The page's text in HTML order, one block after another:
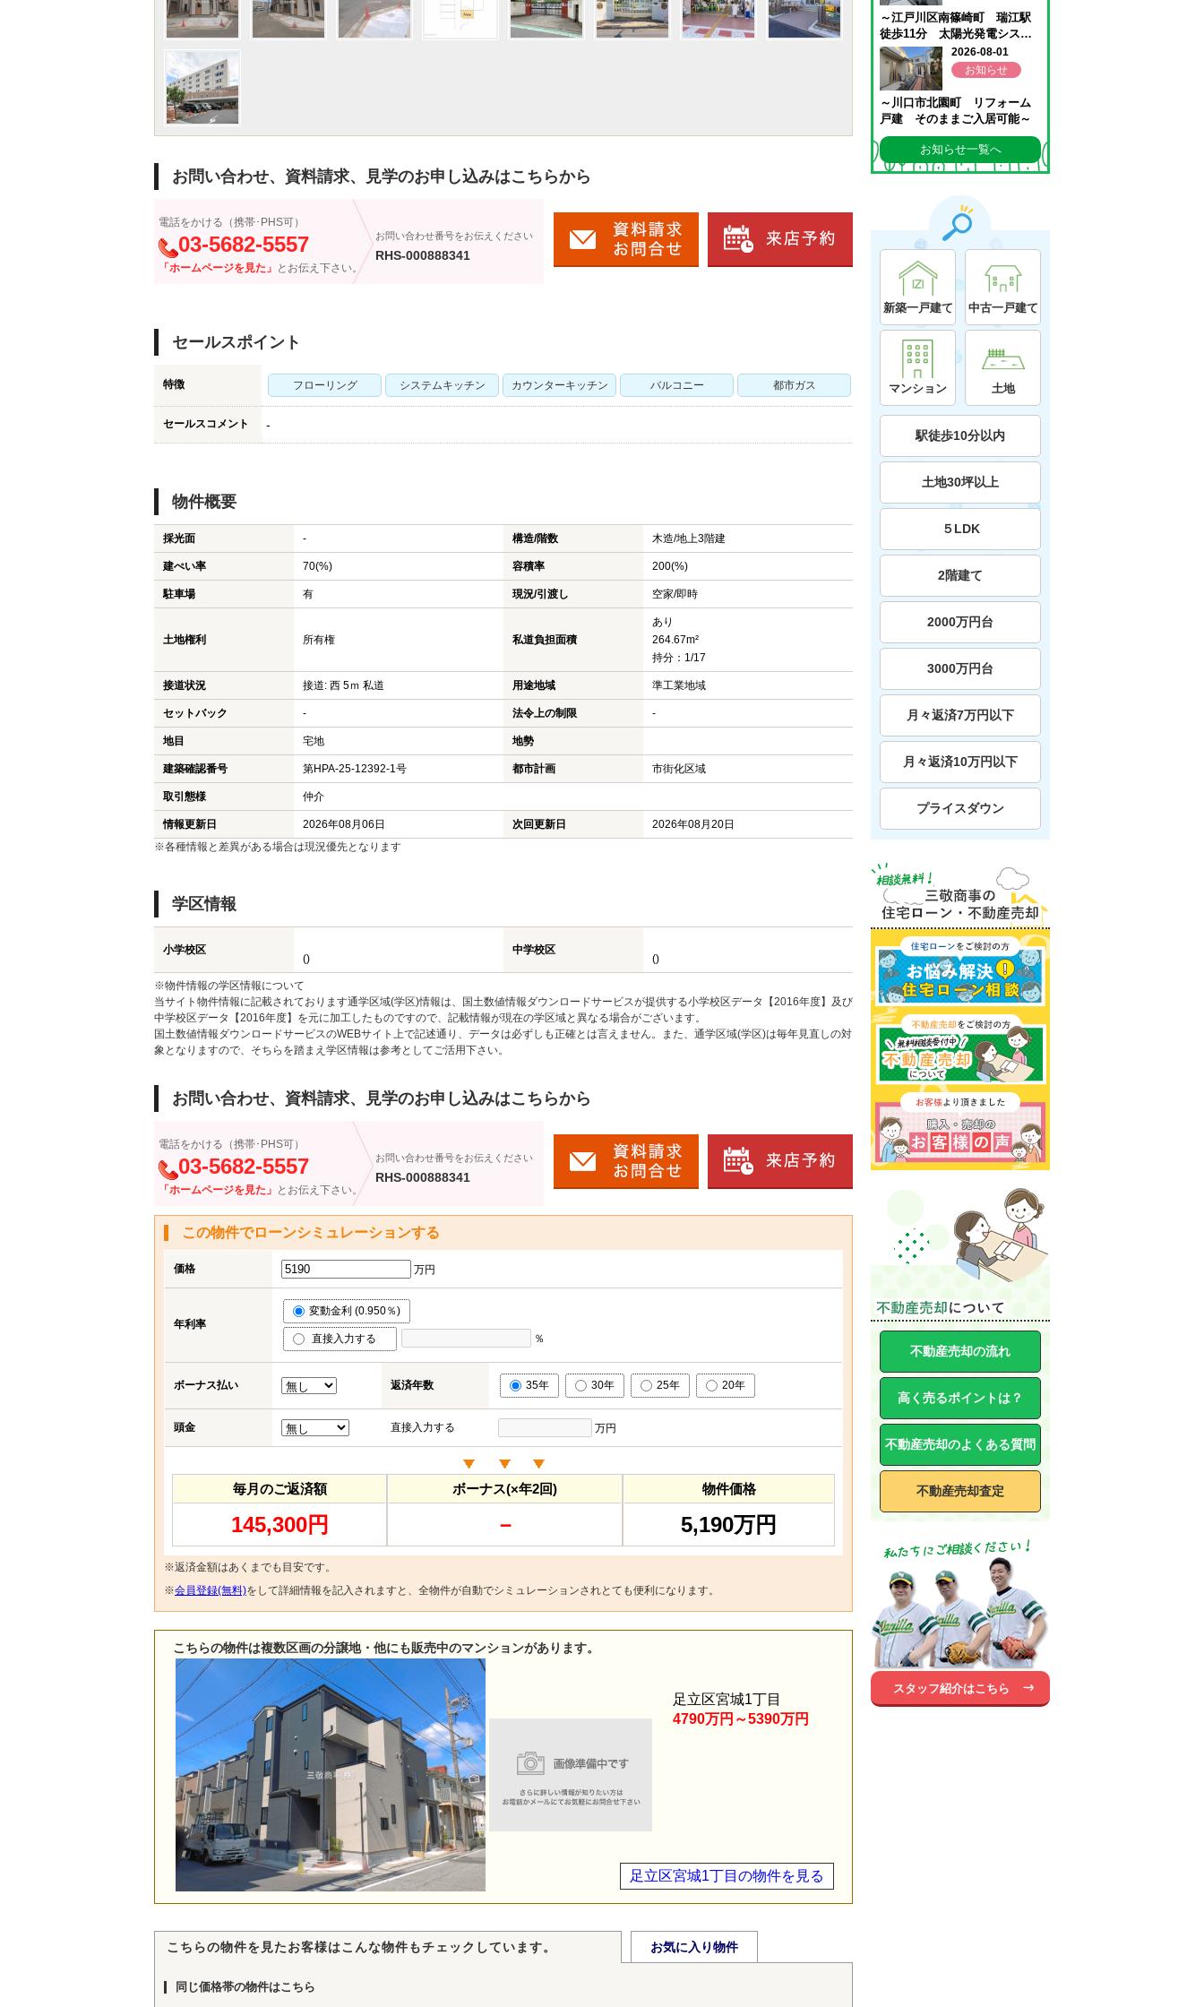
お問い合わせ、資料請求、見学のお申し込みはこちらから
電話をかける（携帯･PHS可）
03-5682-5557
「ホームページを見た」 とお伝え下さい。
お問い合わせ番号をお伝えください
RHS-000888341
セールスポイント
特徴 フローリング システムキッチン カウンターキッチン バルコニー 都市ガス
セールスコメント -
物件概要
採光面 - 構造/階数 木造/地上3階建
建ぺい率 70(%) 容積率 200(%)
駐車場 有 現況/引渡し 空家/即時
土地権利 所有権 私道負担面積
あり
264.67m²
持分：1/17
接道状況 接道: 西 5ｍ 私道 用途地域 準工業地域
セットバック - 法令上の制限 -
地目 宅地 地勢
建築確認番号 第HPA-25-12392-1号 都市計画 市街化区域
取引態様 仲介
情報更新日 2026年08月06日 次回更新日
2026年08月20日
※各種情報と差異がある場合は現況優先となります
学区情報
小学校区
()
中学校区
()
※物件情報の学区情報について
当サイト物件情報に記載されております通学区域(学区)情報は、国土数値情報ダウンロードサービスが提供する小学校区データ【2016年度】及び
中学校区データ【2016年度】を元に加工したものですので、記載情報が現在の学区域と異なる場合がございます。
国土数値情報ダウンロードサービスのWEBサイト上で記述通り、データは必ずしも正確とは言えません。また、通学区域(学区)は毎年見直しの対
象となりますので、そちらを踏まえ学区情報は参考としてご活用下さい。
お問い合わせ、資料請求、見学のお申し込みはこちらから
電話をかける（携帯･PHS可）
03-5682-5557
「ホームページを見た」 とお伝え下さい。
お問い合わせ番号をお伝えください
RHS-000888341
この物件でローンシミュレーションする
価格 万円
年利率
変動金利 (0.950％)
直接入力する ％
ボーナス払い 返済年数 35年 30年 25年 20年
頭金 直接入力する 万円
毎月のご返済額
145,300円
ボーナス(×年2回)
－
物件価格
5,190万円
※返済金額はあくまでも目安です。
※会員登録(無料)をして詳細情報を記入されますと、全物件が自動でシミュレーションされとても便利になります。
こちらの物件は複数区画の分譲地・他にも販売中のマンションがあります。
足立区宮城1丁目の物件を見る
足立区宮城1丁目
4790万円～5390万円
こちらの物件を見たお客様はこんな物件もチェックしています。 お気に入り物件
同じ価格帯の物件はこちら
お知らせ一覧へ
新築一戸建て 中古一戸建て
マンション 土地
駅徒歩10分以内
土地30坪以上
５LDK
2階建て
2000万円台
3000万円台
月々返済7万円以下
月々返済10万円以下
プライスダウン
不動産売却の流れ
高く売るポイントは？
不動産売却のよくある質問
不動産売却査定
スタッフ紹介はこちら